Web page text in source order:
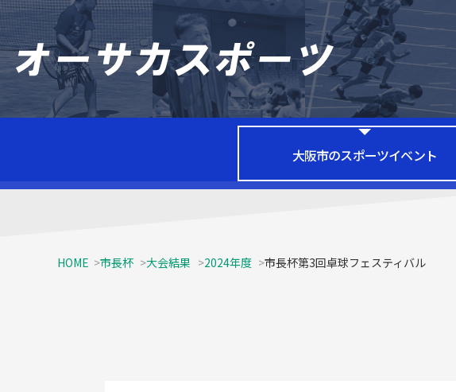
大阪市のスポーツイベント
HOME 市長杯 大会結果 2024年度 市長杯第3回卓球フェスティバル